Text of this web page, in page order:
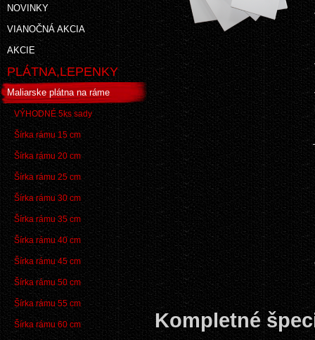
NOVINKY
VIANOČNÁ AKCIA
AKCIE
PLÁTNA,LEPENKY
Maliarske plátna na ráme
VÝHODNÉ 5ks sady
Šírka rámu 15 cm
Šírka rámu 20 cm
Šírka rámu 25 cm
Šírka rámu 30 cm
Šírka rámu 35 cm
Šírka rámu 40 cm
Šírka rámu 45 cm
Šírka rámu 50 cm
Šírka rámu 55 cm
Šírka rámu 60 cm Kompletné